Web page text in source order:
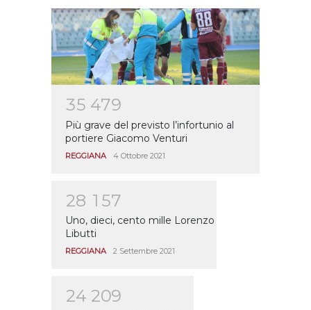
35 479
Più grave del previsto l’infortunio al
portiere Giacomo Venturi
REGGIANA 4 Ottobre 2021
28 1 57
Uno, dieci, cento mille Lorenzo
Libutti
REGGIANA 2 Settembre 2021
24 209